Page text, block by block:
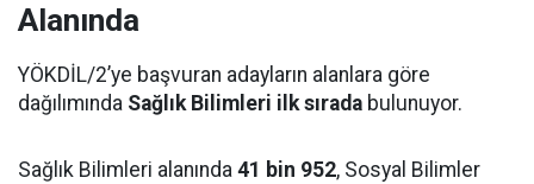
Alanında
YÖKDİL/2’ye başvuran adayların alanlara göre
dağılımında Sağlık Bilimleri ilk sırada bulunuyor.
Sağlık Bilimleri alanında 41 bin 952, Sosyal Bilimler